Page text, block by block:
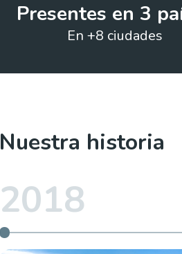
Presentes en 3
En +8 ciudades
Nuestra historia
2018